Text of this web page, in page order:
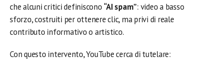
che alcuni critici definiscono “AI spam”: video a basso
sforzo, costruiti per ottenere clic, ma privi di reale
contributo informativo o artistico.
Con questo intervento, YouTube cerca di tutelare: